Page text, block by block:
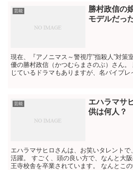
芸能
勝村政信の
モデルだっ
現在、『アノニマス～警視庁”指殺人”対策
優の勝村政信（かつむらまさのぶ）さん
じているドラマもありますが、名バイプ
芸能
エハラマサ
供は何人？
エハラマサヒロさんは、お笑いタレントで
活躍。 すごく、頭の良い方で、なんと大
王寺校舎を卒業されています。 なんとこの